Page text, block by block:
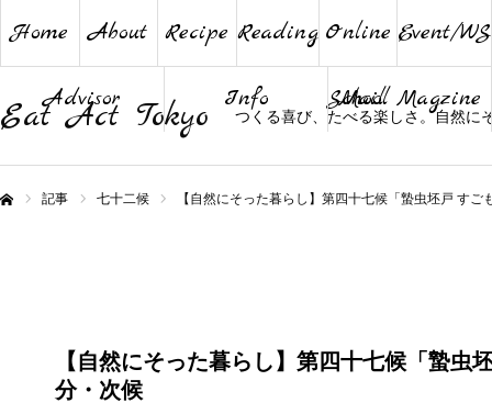
Eat Act Tokyo つくる喜び、たべる楽しさ。自然に
Home About Recipe Reading Online
School
Event/WS
Advisor Info Mail Magzine
記事 七十二候 【自然にそった暮らし】第四十七候「蟄虫坯戸 す
【自然にそった暮らし】第四十七候「蟄虫
分・次候